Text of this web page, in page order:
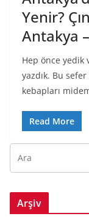
Yenir?
Antakya
Hep önce yedik
yazdık. Bu
kebapları
Read More
Arşiv